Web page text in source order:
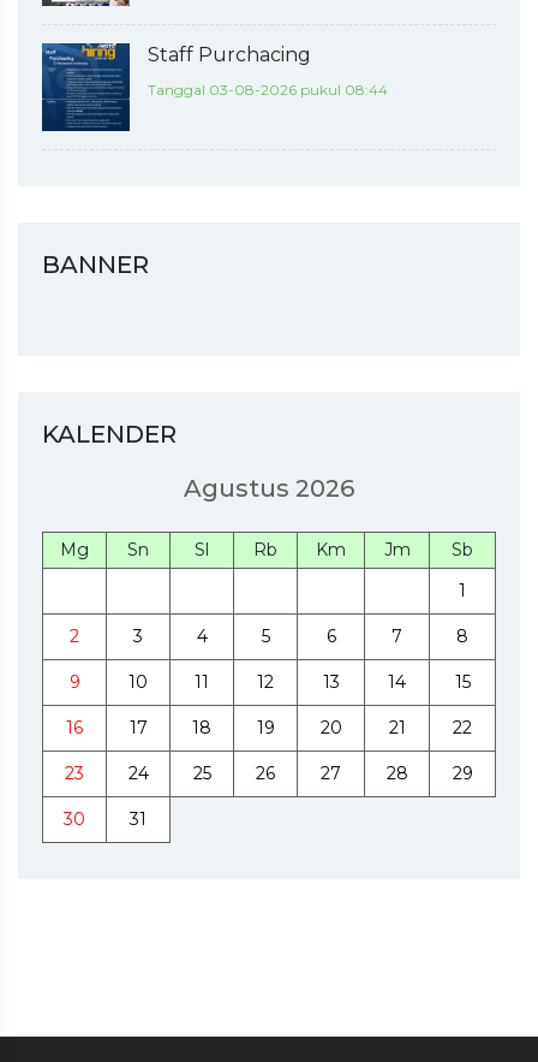
Staff Purchacing
Tanggal 03-08-2026 pukul 08:44
BANNER
KALENDER
Agustus 2026
Mg Sn Sl Rb Km Jm
Sb
1
2 3 4 5 6 7 8
9 10 11 12 13 14 15
16 17 18 19 20 21 22
23 24 25 26 27 28 29
30 31